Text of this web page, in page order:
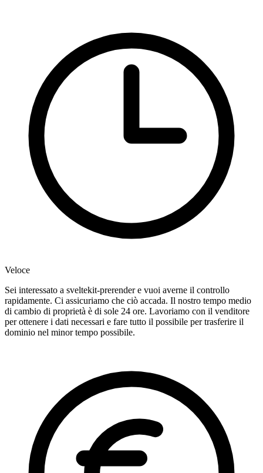
Veloce
Sei interessato a sveltekit-prerender e vuoi averne il controllo
rapidamente. Ci assicuriamo che ciò accada. Il nostro tempo medio
di cambio di proprietà è di sole 24 ore. Lavoriamo con il venditore
per ottenere i dati necessari e fare tutto il possibile per trasferire il
dominio nel minor tempo possibile.